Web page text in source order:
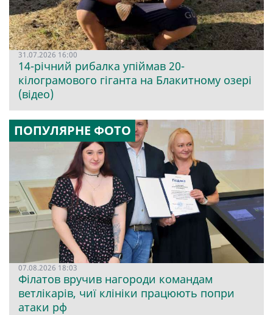
31.07.2026 16:00
14-річний рибалка упіймав 20-
кілограмового гіганта на Блакитному озері
(відео)
ПОПУЛЯРНЕ ФОТО
07.08.2026 18:03
Філатов вручив нагороди командам
ветлікарів, чиї клініки працюють попри
атаки рф